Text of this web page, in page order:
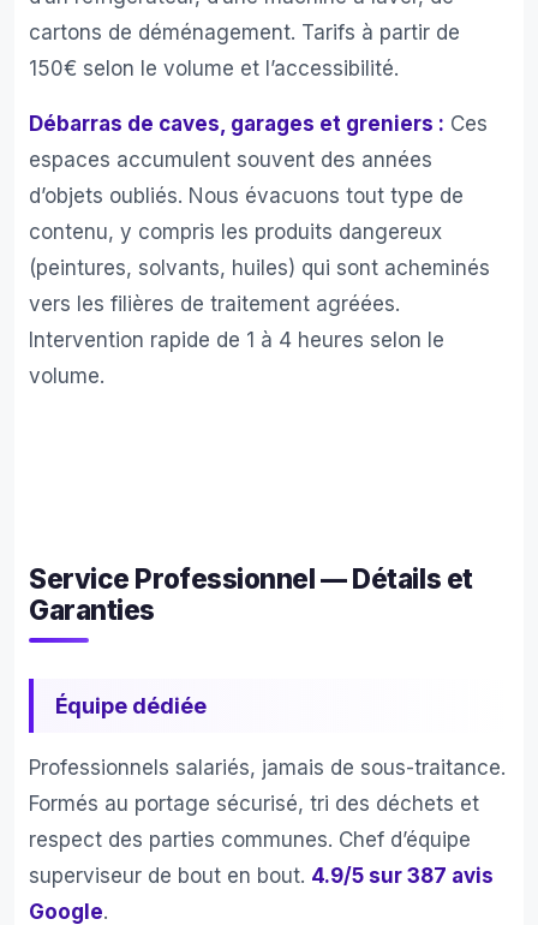
cartons de déménagement. Tarifs à partir de
150€ selon le volume et l’accessibilité.
Débarras de caves, garages et greniers : Ces
espaces accumulent souvent des années
d’objets oubliés. Nous évacuons tout type de
contenu, y compris les produits dangereux
(peintures, solvants, huiles) qui sont acheminés
vers les filières de traitement agréées.
Intervention rapide de 1 à 4 heures selon le
volume.
Service Professionnel — Détails et
Garanties
Équipe dédiée
Professionnels salariés, jamais de sous-traitance.
Formés au portage sécurisé, tri des déchets et
respect des parties communes. Chef d’équipe
superviseur de bout en bout. 4.9/5 sur 387 avis
Google.